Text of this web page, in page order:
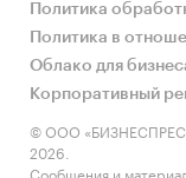
Политика
Политика в
Облако для
Корпоративный
© ООО
2026.
Сообщения и